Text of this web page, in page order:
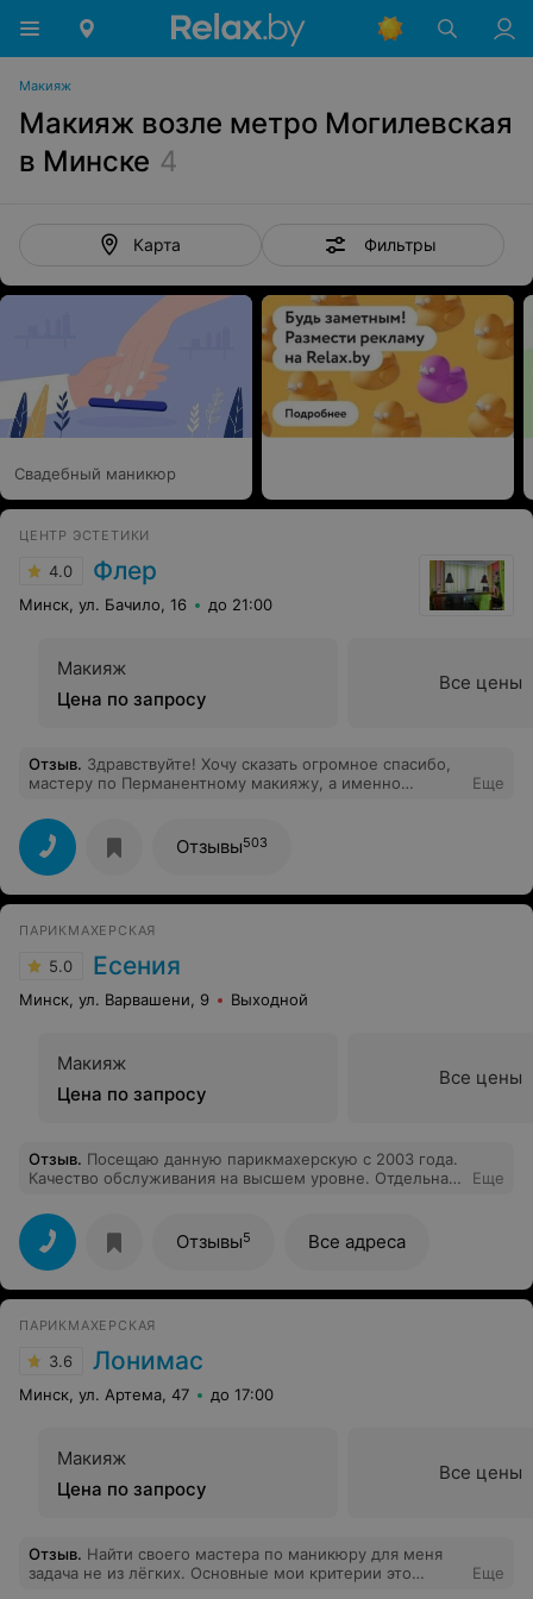
Макияж
Макияж возле метро Могилевская
в Минске 4
Карта Фильтры
Свадебный маникюр
ЦЕНТР ЭСТЕТИКИ
4.0 Флер
Минск, ул. Бачило, 16 до 21:00
Макияж
Цена по запросу
Все цены
Отзыв. Здравствуйте! Хочу сказать огромное спасибо,
мастеру по Перманентному макияжу, а именно
Все чётко и аккуратно, супер! Я в восторге
Еще
Отзывы503
ПАРИКМАХЕРСКАЯ
5.0 Есения
Минск, ул. Варвашени, 9 Выходной
Макияж
Цена по запросу
Все цены
Отзыв. Посещаю данную парикмахерскую с 2003 года.
Качество обслуживания на высшем уровне. Отдельная
профессионал своего дела, но и очень хороший
человек!
Еще
Отзывы5 Все адреса
ПАРИКМАХЕРСКАЯ
3.6 Лонимас
Минск, ул. Артема, 47 до 17:00
Макияж
Цена по запросу
Все цены
Отзыв. Найти своего мастера по маникюру для меня
задача не из лёгких. Основные мои критерии это
Еще